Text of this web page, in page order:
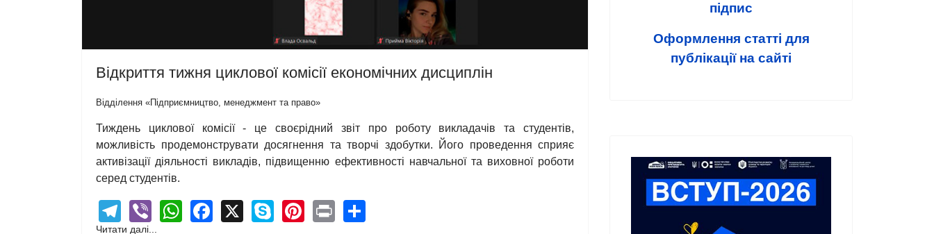
Відкриття тижня циклової комісії економічних дисциплін
Відділення «Підприємництво, менеджмент та право»
Тиждень циклової комісії - це своєрідний звіт про роботу викладачів та студентів,
можливість продемонструвати досягнення та творчі здобутки. Його проведення сприяє
активізації діяльності викладів, підвищенню ефективності навчальної та виховної роботи
серед студентів.
Telegram
ViberWhatsApp
Facebook
X SkypePinterest
Print
Читати далі...
підпис
Оформлення статті для
публікації на сайті